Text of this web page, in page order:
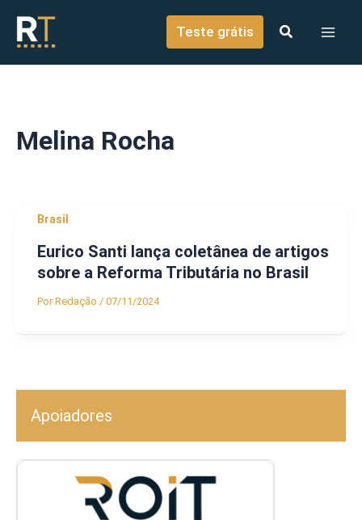
conteúdo
Teste grátis
Melina Rocha
Brasil
Eurico Santi lança coletânea de artigos
sobre a Reforma Tributária no Brasil
PorRedação / 07/11/2024
Apoiadores